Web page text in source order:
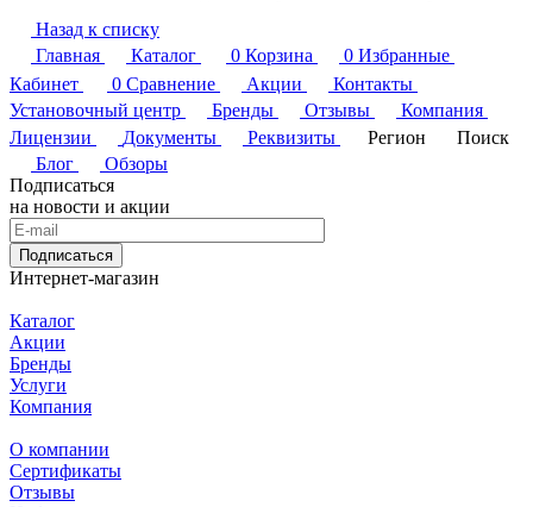
Назад к списку
Главная
Каталог 0 Корзина 0 Избранные
Кабинет
0 Сравнение Акции
Контакты
Установочный центр
Бренды Отзывы
Компания
Лицензии
Документы Реквизиты Регион
Поиск
Блог
Обзоры
Подписаться
на новости и акции
Подписаться
Интернет-магазин
Каталог
Акции
Бренды
Услуги
Компания
О компании
Сертификаты
Отзывы